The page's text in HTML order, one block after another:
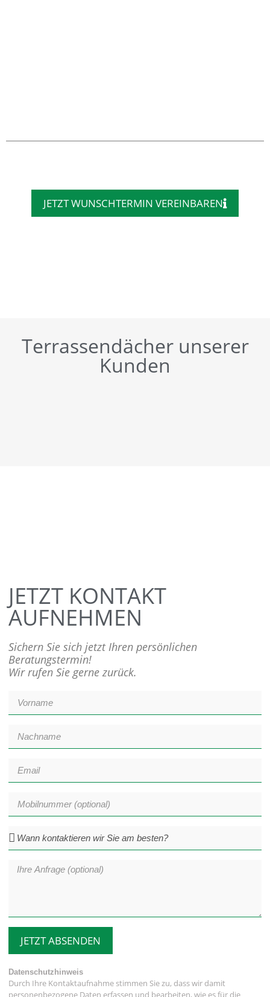
JETZT WUNSCHTERMIN VEREINBAREN
Terrassendächer unserer
Kunden
JETZT KONTAKT
AUFNEHMEN
Sichern Sie sich jetzt Ihren persönlichen
Beratungstermin!
Wir rufen Sie gerne zurück.
JETZT ABSENDEN
Datenschutzhinweis
Durch Ihre Kontaktaufnahme stimmen Sie zu, dass wir damit
personenbezogene Daten erfassen und bearbeiten, wie es für die